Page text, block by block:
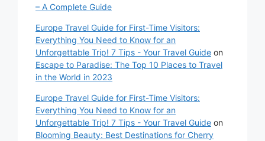
– A Complete Guide
Europe Travel Guide for First-Time Visitors:
Everything You Need to Know for an
Unforgettable Trip! 7 Tips - Your Travel Guide on
Escape to Paradise: The Top 10 Places to Travel
in the World in 2023
Europe Travel Guide for First-Time Visitors:
Everything You Need to Know for an
Unforgettable Trip! 7 Tips - Your Travel Guide on
Blooming Beauty: Best Destinations for Cherry